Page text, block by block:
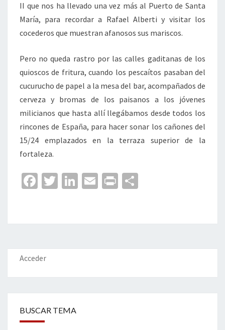
II que nos ha llevado una vez más al Puerto de Santa
María, para recordar a Rafael Alberti y visitar los
cocederos que muestran afanosos sus mariscos.
Pero no queda rastro por las calles gaditanas de los
quioscos de fritura, cuando los pescaítos pasaban del
cucurucho de papel a la mesa del bar, acompañados de
cerveza y bromas de los paisanos a los jóvenes
milicianos que hasta allí llegábamos desde todos los
rincones de España, para hacer sonar los cañones del
15/24 emplazados en la terraza superior de la
fortaleza.
Fa
o
o
k
T
er
Li
dI
n
E
l
Pr
p
ar
Acceder
BUSCAR TEMA